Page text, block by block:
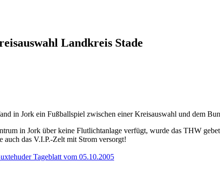
Landkreis Stade
in Jork ein Fußballspiel zwischen einer Kreisauswahl und dem
in Jork über keine Flutlichtanlage verfügt, wurde das THW
auch das V.I.P.-Zelt mit Strom versorgt!
Tageblatt vom 05.10.2005